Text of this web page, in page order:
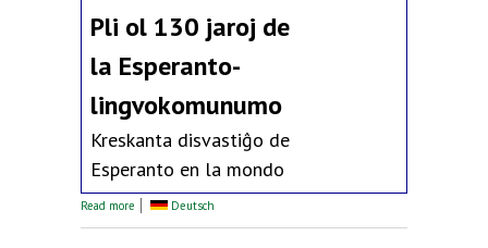
Pli ol 130 jaroj de
la Esperanto-
lingvokomunumo
Kreskanta disvastiĝo de
Esperanto en la mondo
Read more about Deklaro de Germana Esperanto-Asocio
Deutsch